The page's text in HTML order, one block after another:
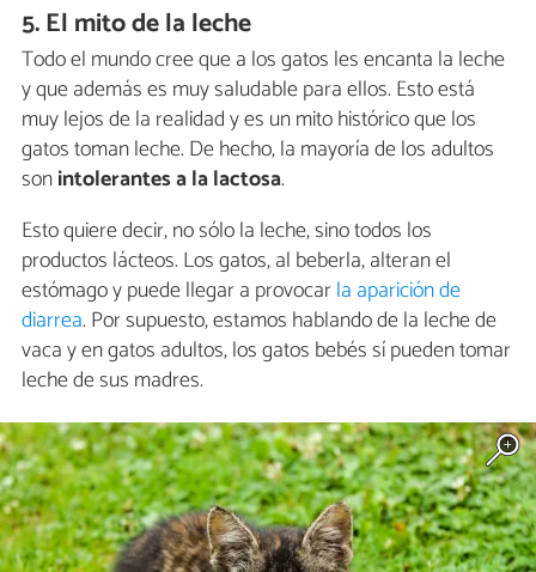
5. El mito de la leche
Todo el mundo cree que a los gatos les encanta la leche
y que además es muy saludable para ellos. Esto está
muy lejos de la realidad y es un mito histórico que los
gatos toman leche. De hecho, la mayoría de los adultos
sonintolerantes a la lactosa.
Esto quiere decir, no sólo la leche, sino todos los
productos lácteos. Los gatos, al beberla, alteran el
estómago y puede llegar a provocarla aparición de
diarrea. Por supuesto, estamos hablando de la leche de
vaca y en gatos adultos, los gatos bebés sí pueden tomar
leche de sus madres.